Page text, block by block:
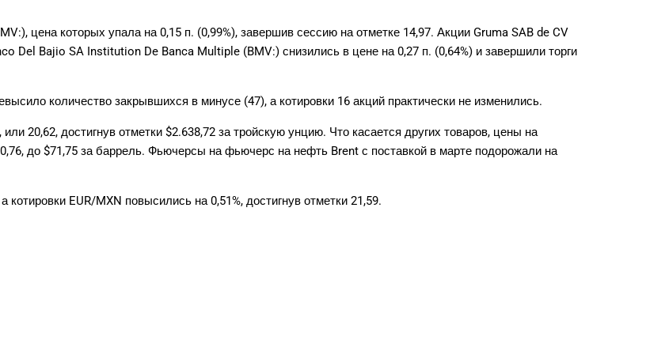
цена которых упала на 0,15 п. (0,99%), завершив сессию на отметке 14,97. Акции Gruma SAB de CV
Del Bajio SA Institution De Banca Multiple (BMV:) снизились в цене на 0,27 п. (0,64%) и завершили торги
количество закрывшихся в минусе (47), а котировки 16 акций практически не изменились.
20,62, достигнув отметки $2.638,72 за тройскую унцию. Что касается других товаров, цены на
до $71,75 за баррель. Фьючерсы на фьючерс на нефть Brent с поставкой в марте подорожали на
EUR/MXN повысились на 0,51%, достигнув отметки 21,59.